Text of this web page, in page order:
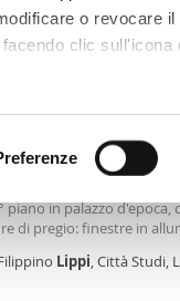
o revocare
clic sull'icona
elaborati i tuoi
ritirare il tuo
contenuti
arredato Città
piano in palazzo
di pregio: finestre in
affaccio a Sud-Ovest,
Lippi, Città Studi,